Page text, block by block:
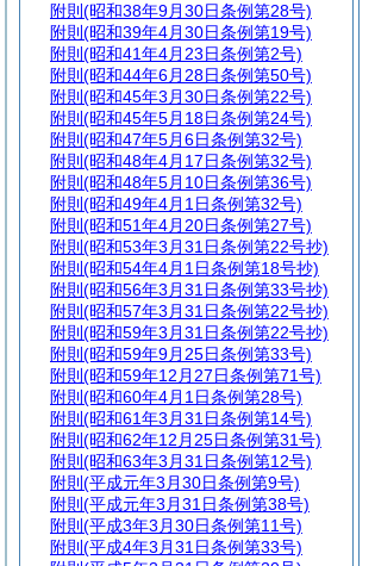
附則 (昭和38年9月30日条例第28号)
附則 (昭和39年4月30日条例第19号)
附則 (昭和41年4月23日条例第2号)
附則 (昭和44年6月28日条例第50号)
附則 (昭和45年3月30日条例第22号)
附則 (昭和45年5月18日条例第24号)
附則 (昭和47年5月6日条例第32号)
附則 (昭和48年4月17日条例第32号)
附則 (昭和48年5月10日条例第36号)
附則 (昭和49年4月1日条例第32号)
附則 (昭和51年4月20日条例第27号)
附則 (昭和53年3月31日条例第22号抄)
附則 (昭和54年4月1日条例第18号抄)
附則 (昭和56年3月31日条例第33号抄)
附則 (昭和57年3月31日条例第22号抄)
附則 (昭和59年3月31日条例第22号抄)
附則 (昭和59年9月25日条例第33号)
附則 (昭和59年12月27日条例第71号)
附則 (昭和60年4月1日条例第28号)
附則 (昭和61年3月31日条例第14号)
附則 (昭和62年12月25日条例第31号)
附則 (昭和63年3月31日条例第12号)
附則 (平成元年3月30日条例第9号)
附則 (平成元年3月31日条例第38号)
附則 (平成3年3月30日条例第11号)
附則 (平成4年3月31日条例第33号)